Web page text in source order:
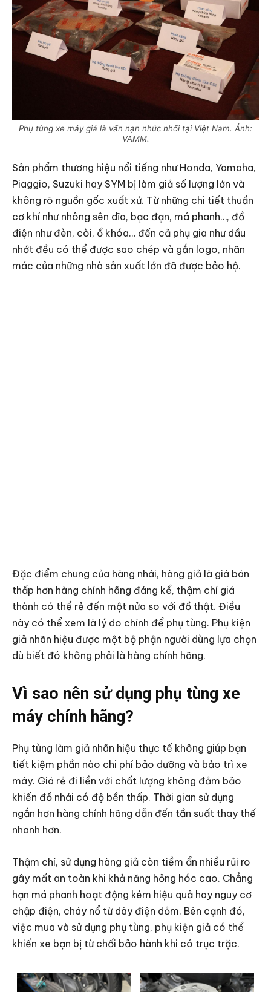
Phụ tùng xe máy giả là vấn nạn nhức nhối tại Việt Nam. Ảnh:
VAMM.
Sản phẩm thương hiệu nổi tiếng như Honda, Yamaha,
Piaggio, Suzuki hay SYM bị làm giả số lượng lớn và
không rõ nguồn gốc xuất xứ. Từ những chi tiết thuần
cơ khí như nhông sên dĩa, bạc đạn, má phanh…, đồ
điện như đèn, còi, ổ khóa… đến cả phụ gia như dầu
nhớt đều có thể được sao chép và gắn logo, nhãn
mác của những nhà sản xuất lớn đã được bảo hộ.
Đặc điểm chung của hàng nhái, hàng giả là giá bán
thấp hơn hàng chính hãng đáng kể, thậm chí giá
thành có thể rẻ đến một nửa so với đồ thật. Điều
này có thể xem là lý do chính để phụ tùng. Phụ kiện
giả nhãn hiệu được một bộ phận người dùng lựa chọn
dù biết đó không phải là hàng chính hãng.
Vì sao nên sử dụng phụ tùng xe
máy chính hãng?
Phụ tùng làm giả nhãn hiệu thực tế không giúp bạn
tiết kiệm phần nào chi phí bảo dưỡng và bảo trì xe
máy. Giá rẻ đi liền với chất lượng không đảm bảo
khiến đồ nhái có độ bền thấp. Thời gian sử dụng
ngắn hơn hàng chính hãng dẫn đến tần suất thay thế
nhanh hơn.
Thậm chí, sử dụng hàng giả còn tiềm ẩn nhiều rủi ro
gây mất an toàn khi khả năng hỏng hóc cao. Chẳng
hạn má phanh hoạt động kém hiệu quả hay nguy cơ
chập điện, cháy nổ từ dây điện dỏm. Bên cạnh đó,
việc mua và sử dụng phụ tùng, phụ kiện giả có thể
khiến xe bạn bị từ chối bảo hành khi có trục trặc.